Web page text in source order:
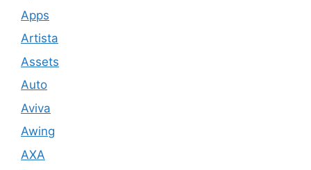
Apps
Artista
Assets
Auto
Aviva
Awing
AXA